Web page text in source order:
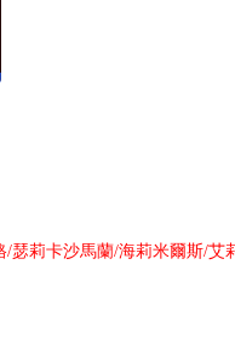
卡沙馬蘭/海莉米爾斯/艾